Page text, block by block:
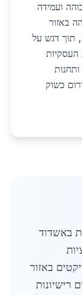
ועמידה
באזור
תוך דגש על
העסקיות
כשוק
באשדוד
באזור
רישיונות